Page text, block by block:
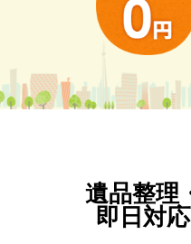
遺品整理
即日対